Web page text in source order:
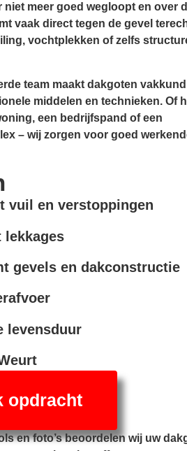
meer goed wegloopt en over
vaak direct tegen de gevel
vochtplekken of zelfs
team maakt dakgoten
middelen en technieken. Of
een bedrijfspand of een
– wij zorgen voor goed
vuil en verstoppingen
lekkages
gevels en dakconstructie
levensduur
opdracht
en foto’s beoordelen wij uw